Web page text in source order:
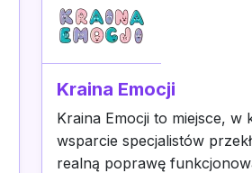
Kraina Emocji
Kraina Emocji to miejsce, w
wsparcie specjalistów
realną poprawę